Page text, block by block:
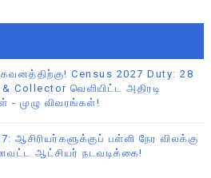
Census 2027 Duty: 28
Collector வெளியிட்ட அதிரடி
- முழு விவரங்கள்!
ஆசிரியர்களுக்குப் பள்ளி நேர விலக்கு
மாவட்ட ஆட்சியர் நடவடிக்கை!